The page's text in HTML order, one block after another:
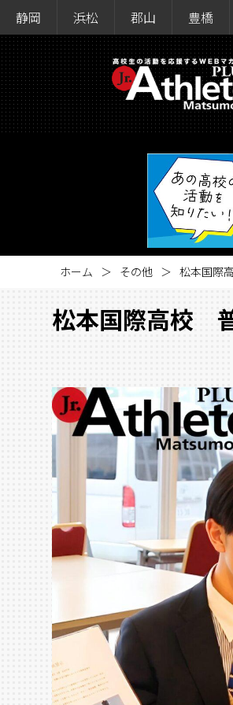
静岡 浜松 郡山 豊橋
ホーム その他 松本国際
松本国際高校